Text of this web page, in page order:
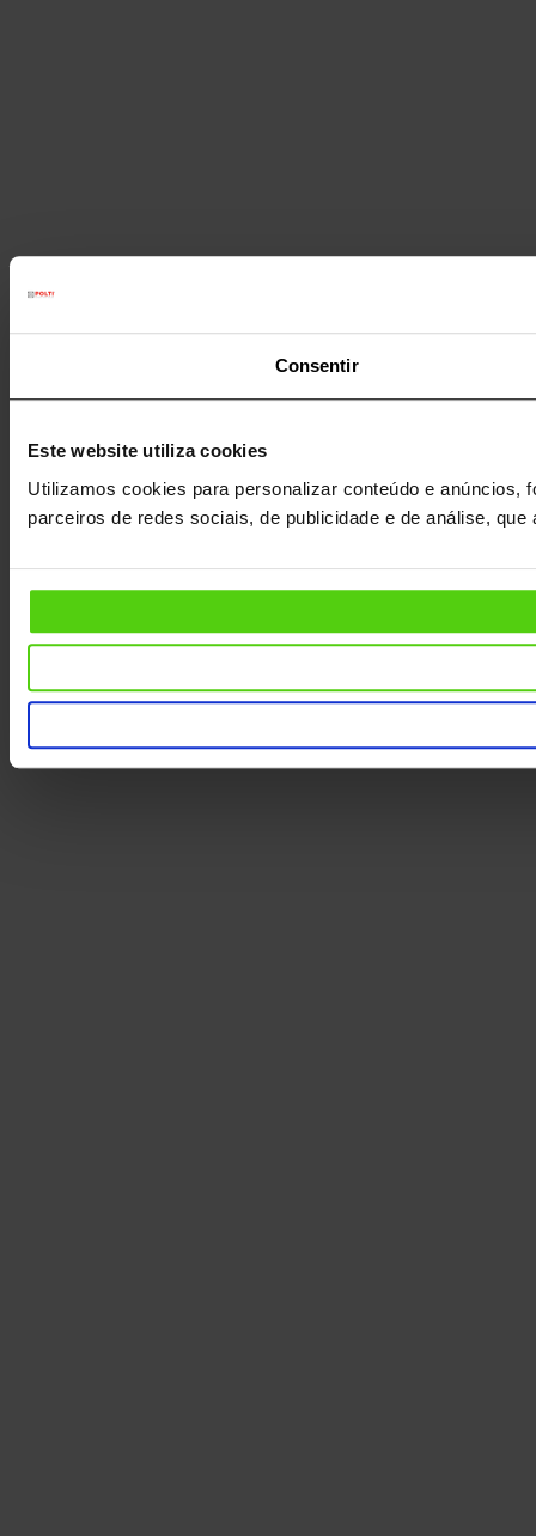
Consentir
Este website utiliza cookies
Utilizamos cookies para personalizar conteúdo e
parceiros de redes sociais, de publicidade e de análise,